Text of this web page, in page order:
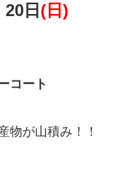
20日 (日)
コート
物が山積み！！